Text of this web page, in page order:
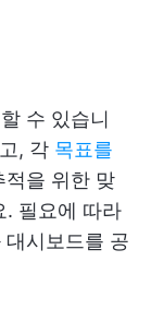
수 있습니
, 각 목표를
적을 위한 맞
. 필요에 따라
시보드를 공